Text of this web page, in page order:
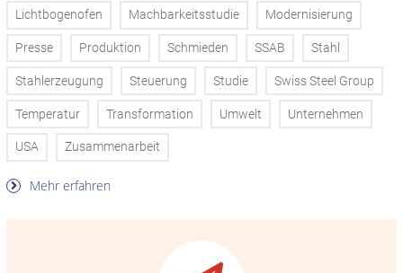
Lichtbogenofen Machbarkeitsstudie Modernisierung
Presse Produktion Schmieden SSAB Stahl
Stahlerzeugung Steuerung Studie Swiss Steel Group
Temperatur Transformation Umwelt Unternehmen
USA Zusammenarbeit
Mehr erfahren